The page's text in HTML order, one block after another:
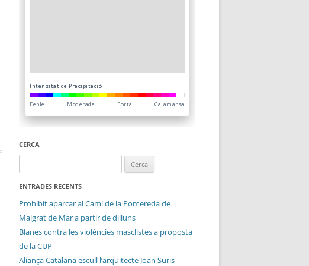
CERCA
ENTRADES RECENTS
Prohibit aparcar al Camí de la Pomereda de
Malgrat de Mar a partir de dilluns
Blanes contra les violències masclistes a proposta
de la CUP
Aliança Catalana escull l’arquitecte Joan Suris